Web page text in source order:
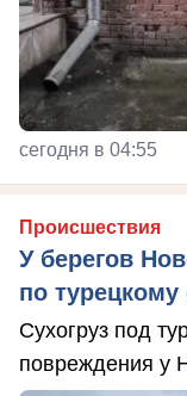
сегодня в 04:55
Происшествия
У берегов
по турецкому
Сухогруз под
повреждения у